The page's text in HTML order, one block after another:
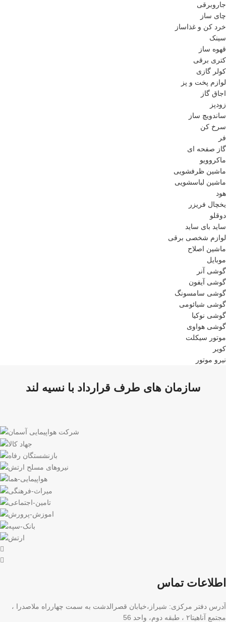
جاروبرقی
چای ساز
خرد کن و غذاساز
سینک
قهوه ساز
کتری برقی
کولر گازی
لوازم پخت و پز
اجاق گاز
زودپز
ساندویچ ساز
سرخ کن
فر
گاز صفحه ای
ماکروویو
ماشین ظرفشویی
ماشین لباسشویی
هود
یخچال فریزر
دوقلو
ساید بای ساید
لوازم شخصی برقی
ماشین اصلاح
موبایل
گوشی آنر
گوشی آیفون
گوشی سامسونگ
گوشی شیائومی
گوشی نوکیا
گوشی هواوی
موتور سیکلت
کویر
نیرو موتور
سازمان های طرف قرارداد با نسیه لند
اطلاعات تماس
آدرس دفتر مرکزی: شیراز،خیابان قصرالدشت به سمت چهارراه ملاصدرا ،
مجتمع آناهیتا۲ ، طبقه دوم، واحد 56